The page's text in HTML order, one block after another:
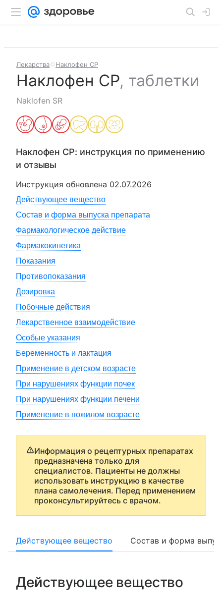
Лекарства Наклофен СР
Наклофен СР, таблетки
Naklofen SR
Наклофен СР: инструкция по применению
и отзывы
Инструкция обновлена 02.07.2026
Действующее вещество
Состав и форма выпуска препарата
Фармакологическое действие
Фармакокинетика
Показания
Противопоказания
Дозировка
Побочные действия
Лекарственное взаимодействие
Особые указания
Беременность и лактация
Применение в детском возрасте
При нарушениях функции почек
При нарушениях функции печени
Применение в пожилом возрасте
Информация о рецептурных препаратах
предназначена только для
специалистов. Пациенты не должны
использовать инструкцию в качестве
плана самолечения. Перед применением
проконсультируйтесь с врачом.
Действующее вещество Состав и форма
Действующее вещество